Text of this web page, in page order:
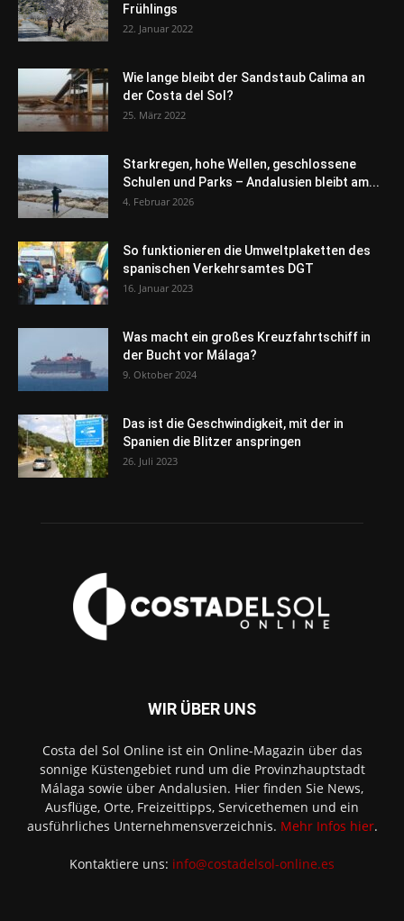
Frühlings
22. Januar 2022
Wie lange bleibt der Sandstaub Calima an
der Costa del Sol?
25. März 2022
Starkregen, hohe Wellen, geschlossene
Schulen und Parks – Andalusien bleibt am...
4. Februar 2026
So funktionieren die Umweltplaketten des
spanischen Verkehrsamtes DGT
16. Januar 2023
Was macht ein großes Kreuzfahrtschiff in
der Bucht vor Málaga?
9. Oktober 2024
Das ist die Geschwindigkeit, mit der in
Spanien die Blitzer anspringen
26. Juli 2023
WIR ÜBER UNS
Costa del Sol Online ist ein Online-Magazin über das
sonnige Küstengebiet rund um die Provinzhauptstadt
Málaga sowie über Andalusien. Hier finden Sie News,
Ausflüge, Orte, Freizeittipps, Servicethemen und ein
ausführliches Unternehmensverzeichnis. Mehr Infos hier.
Kontaktiere uns: info@costadelsol-online.es